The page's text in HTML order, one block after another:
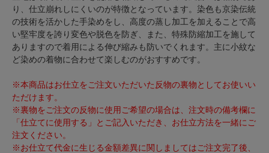
り、仕立崩れしにくいのが特徴となっています。染色も京染伝統
の技術を活かした手染めをし、高度の蒸し加工を加えることで高
い堅牢度を誇り変色や脱色を防ぎ、また、特殊防縮加工を施して
ありますので着用による伸び縮みも防いでくれます。主に小紋な
ど染めの着物に合わせて楽しむのがおすすめです。
※本商品はお仕立をご注文いただいた反物の裏物としてお使いい
ただけます。
※裏物をご注文の反物に使用ご希望の場合は、注文時の備考欄に
「仕立てに使用する」とご記入いただき、お仕立方法を一緒にご
注文ください。
※お仕立て代金に生じる金額差異に関しましてはご注文完了後、